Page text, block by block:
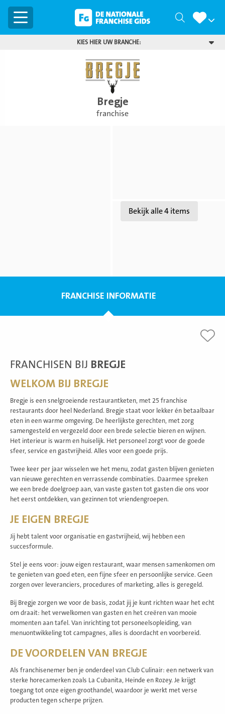
Menu Zoeken
KIES HIER UW BRANCHE:
Bregje
franchise
BekijkBekijk alle 4 items
FRANCHISE INFORMATIE
FRANCHISEN BIJ BREGJE
WELKOM BIJ BREGJE
Bregje is een snelgroeiende restaurantketen, met 25 franchise
restaurants door heel Nederland. Bregje staat voor lekker én betaalbaar
eten in een warme omgeving. De heerlijkste gerechten, met zorg
samengesteld en vergezeld door een brede selectie bieren en wijnen.
Het interieur is warm en huiselijk. Het personeel zorgt voor de goede
sfeer, service en gastvrijheid. Alles voor een goede prijs.
Twee keer per jaar wisselen we het menu, zodat gasten blijven genieten
van nieuwe gerechten en verrassende combinaties. Daarmee spreken
we een brede doelgroep aan, van vaste gasten tot gasten die ons voor
het eerst ontdekken, van gezinnen tot vriendengroepen.
JE EIGEN BREGJE
Jij hebt talent voor organisatie en gastvrijheid, wij hebben een
succesformule.
Stel je eens voor: jouw eigen restaurant, waar mensen samenkomen om
te genieten van goed eten, een fijne sfeer en persoonlijke service. Geen
zorgen over leveranciers, procedures of marketing, alles is geregeld.
Bij Bregje zorgen we voor de basis, zodat jij je kunt richten waar het echt
om draait: het verwelkomen van gasten en het creëren van mooie
momenten aan tafel. Van inrichting tot personeelsopleiding, van
menuontwikkeling tot campagnes, alles is doordacht en voorbereid.
DE VOORDELEN VAN BREGJE
Als franchisenemer ben je onderdeel van Club Culinair: een netwerk van
sterke horecamerken zoals La Cubanita, Heinde en Rozey. Je krijgt
toegang tot onze eigen groothandel, waardoor je werkt met verse
producten tegen scherpe prijzen.